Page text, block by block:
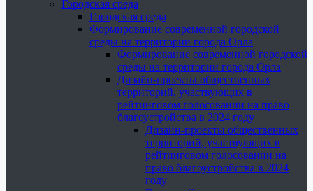
Городская среда
Городская среда
Формирование современной городской
среды на территории города Орла
Формирование современной городской
среды на территории города Орла
Дизайн-проекты общественных
территорий, участвующих в
рейтинговом голосовании на право
благоустройства в 2024 году
Дизайн-проекты общественных
территорий, участвующих в
рейтинговом голосовании на
право благоустройства в 2024
году